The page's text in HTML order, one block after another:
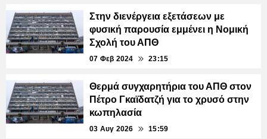
Στην διενέργεια εξετάσεων με
φυσική παρουσία εμμένει η Νομική
Σχολή του ΑΠΘ
07 Φεβ 2024 23:15
Θερμά συγχαρητήρια του ΑΠΘ στον
Πέτρο Γκαϊδατζή για το χρυσό στην
κωπηλασία
03 Αυγ 2026 15:59